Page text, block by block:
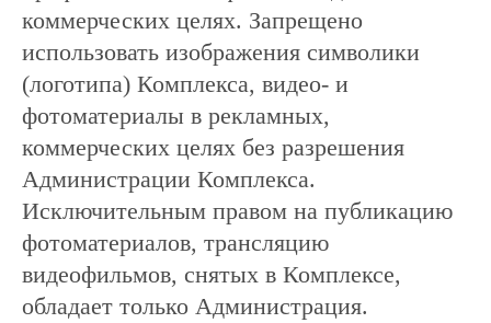
коммерческих целях. Запрещено
использовать изображения символики
(логотипа) Комплекса, видео- и
фотоматериалы в рекламных,
коммерческих целях без разрешения
Администрации Комплекса.
Исключительным правом на публикацию
фотоматериалов, трансляцию
видеофильмов, снятых в Комплексе,
обладает только Администрация.